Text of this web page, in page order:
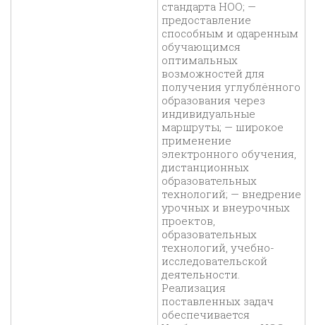
стандарта НОО; —
предоставление
способным и одаренным
обучающимся
оптимальных
возможностей для
получения углублённого
образования через
индивидуальные
маршруты; — широкое
применение
электронного обучения,
дистанционных
образовательных
технологий; — внедрение
урочных и внеурочных
проектов,
образовательных
технологий, учебно-
исследовательской
деятельности.
Реализация
поставленных задач
обеспечивается